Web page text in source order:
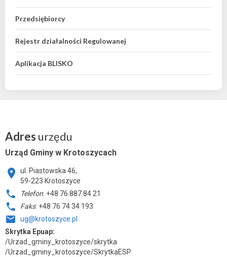
Przedsiębiorcy
Rejestr działalności Regulowanej
Aplikacja BLISKO
Adres urzędu
Urząd Gminy w Krotoszycach
ul. Piastowska 46,
59-223 Krotoszyce
Telefon: +48 76 887 84 21
Faks: +48 76 74 34 193
ug@krotoszyce.pl
Skrytka Epuap:
/Urzad_gminy_krotoszyce/skrytka
/Urzad_gminy_krotoszyce/SkrytkaESP